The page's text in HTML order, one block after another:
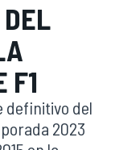
F1
definitivo del
2023